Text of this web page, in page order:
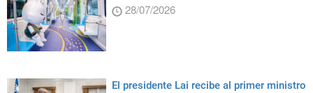
28/07/2026
El presidente Lai recibe al primer ministro